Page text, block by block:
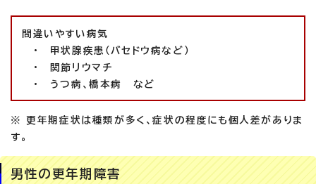
間違いやすい病気
・ 甲状腺疾患（バセドウ病など）
・ 関節リウマチ
・ うつ病、橋本病 など
※ 更年期症状は種類が多く、症状の程度にも個人差がありま
す。
男性の更年期障害